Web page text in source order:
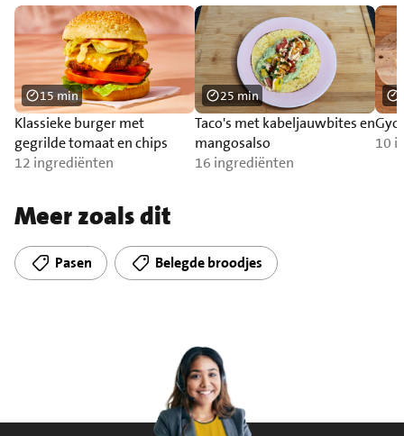
Klassieke burger met
gegrilde tomaat en chips
12 ingrediënten
15 min
Taco's met kabeljauwbites en
mangosalso
16 ingrediënten
25 min
10
Meer zoals dit
Pasen Belegde broodjes